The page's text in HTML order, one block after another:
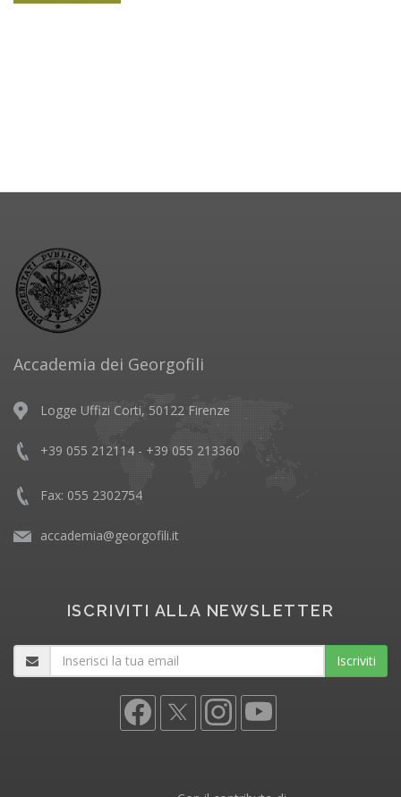
Accademia dei Georgofili
Logge Uffizi Corti, 50122 Firenze
+39 055 212114 - +39 055 213360
Fax: 055 2302754
accademia@georgofili.it
ISCRIVITI ALLA NEWSLETTER
Iscriviti